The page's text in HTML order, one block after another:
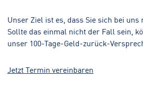
Unser Ziel ist es, dass Sie sich bei
Sollte das einmal nicht der Fall sein,
unser 100-Tage-Geld-zurück-
Jetzt Termin vereinbaren